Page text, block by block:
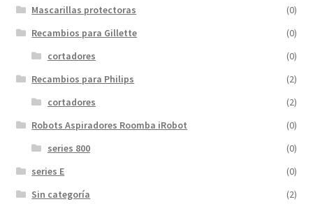
Mascarillas protectoras
(0)
Recambios para Gillette
(0)
cortadores
(0)
Recambios para Philips
(2)
cortadores
(2)
Robots Aspiradores Roomba iRobot
(0)
series 800
(0)
series E
(0)
Sin categoría
(2)